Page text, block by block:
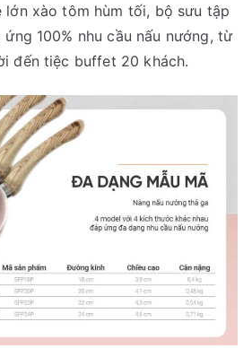
lớn xào tôm hùm tối, bộ sưu tập
100% nhu cầu nấu nướng, từ
đến tiệc buffet 20 khách.